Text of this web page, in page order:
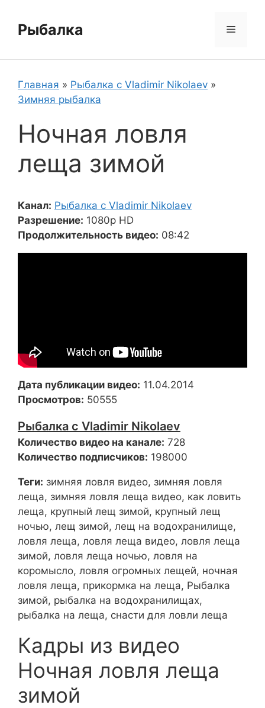
содержимому
Рыбалка Меню
Главная » Рыбалка с Vladimir Nikolaev »
Зимняя рыбалка
Ночная ловля
леща зимой
Канал: Рыбалка с Vladimir Nikolaev
Разрешение: 1080p HD
Продолжительность видео: 08:42
Дата публикации видео: 11.04.2014
Просмотров: 50555
Рыбалка с Vladimir Nikolaev
Количество видео на канале: 728
Количество подписчиков: 198000
Теги: зимняя ловля видео, зимняя ловля
леща, зимняя ловля леща видео, как ловить
леща, крупный лещ зимой, крупный лещ
ночью, лещ зимой, лещ на водохранилище,
ловля леща, ловля леща видео, ловля леща
зимой, ловля леща ночью, ловля на
коромысло, ловля огромных лещей, ночная
ловля леща, прикормка на леща, Рыбалка
зимой, рыбалка на водохранилищах,
рыбалка на леща, снасти для ловли леща
Кадры из видео
Ночная ловля леща
зимой